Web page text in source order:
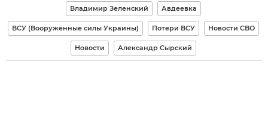
Владимир Зеленский Авдеевка
ВСУ (Вооруженные силы Украины) Потери ВСУ Новости СВО
Новости Александр Сырский